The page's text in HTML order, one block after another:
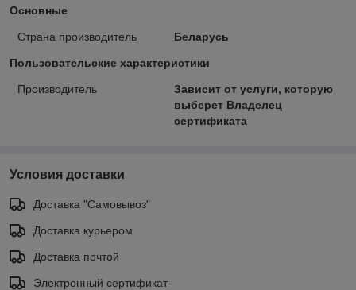
Основные
Страна производитель Беларусь
Пользовательские характеристики
Производитель
Зависит от услуги, которую
выберет Владелец
сертификата
Условия доставки
Доставка "Самовывоз"
Доставка курьером
Доставка почтой
Электронный сертификат